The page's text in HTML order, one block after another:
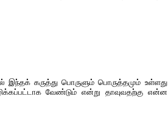
இந்தக் கருத்து பொருளும் பொருத்தமும் உள்ளது
வேண்டும் என்று தாவுவதற்கு என்ன